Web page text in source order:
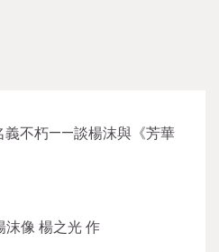
義不朽——談楊沫與《芳華
沫像 楊之光 作